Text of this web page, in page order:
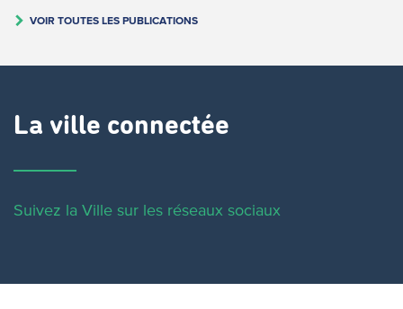
VOIR TOUTES LES PUBLICATIONS
La ville connectée
Suivez la Ville sur les réseaux sociaux